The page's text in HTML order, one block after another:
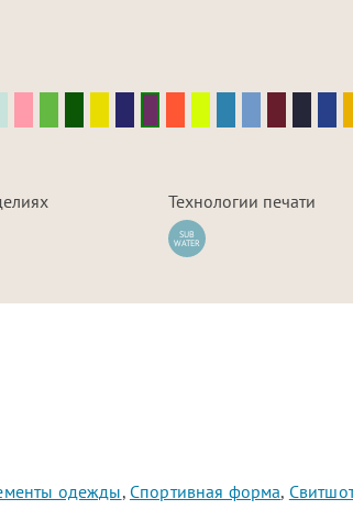
Технологии печати
SUB
WATER
одежды, Спортивная форма,